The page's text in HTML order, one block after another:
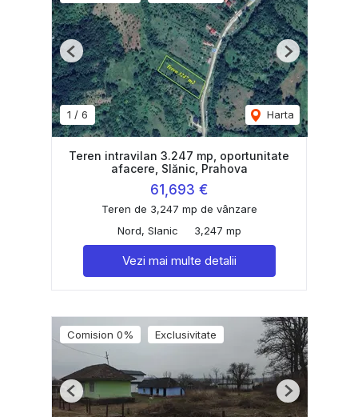
1 / 6 Harta
Previous Next
Teren intravilan 3.247 mp, oportunitate
afacere, Slănic, Prahova
61,693 €
Teren de 3,247 mp de vânzare
Nord, Slanic
3,247 mp
Vezi mai multe detalii
Comision 0% Exclusivitate
Previous Next